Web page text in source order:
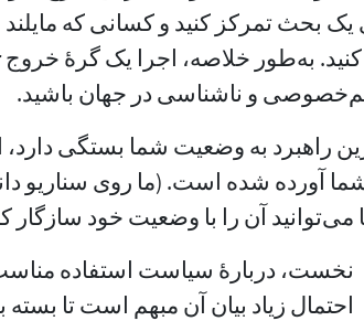
یک بحث تمرکز کنید و کسانی که
و ناشناسی در جهان باشید.
راهبرد به وضعیت شما بستگی دارد،
آورده شده است. (ما روی سناریو
می‌توانید آن را با وضعیت خود سازگار
احتمال زیاد بیان آن مبهم است تا